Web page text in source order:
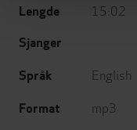
Lengde 15:02
Sjanger
Språk
English
Format mp3